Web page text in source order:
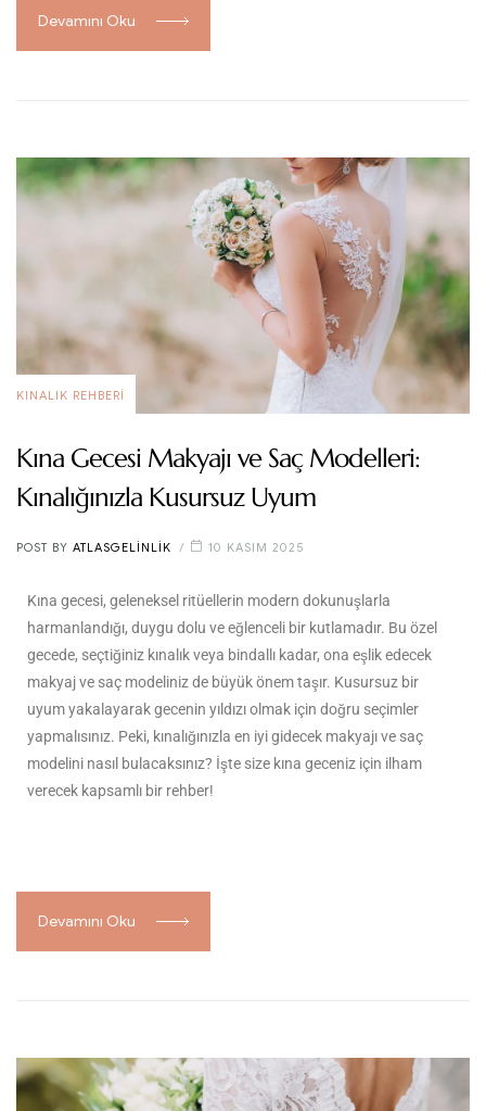
Devamını Oku
KINALIK REHBERI
Kına Gecesi Makyajı ve Saç Modelleri:
Kınalığınızla Kusursuz Uyum
POST BY ATLASGELINLIK 10 KASIM 2025
Kına gecesi, geleneksel ritüellerin modern dokunuşlarla
harmanlandığı, duygu dolu ve eğlenceli bir kutlamadır. Bu özel
gecede, seçtiğiniz kınalık veya bindallı kadar, ona eşlik edecek
makyaj ve saç modeliniz de büyük önem taşır. Kusursuz bir
uyum yakalayarak gecenin yıldızı olmak için doğru seçimler
yapmalısınız. Peki, kınalığınızla en iyi gidecek makyajı ve saç
modelini nasıl bulacaksınız? İşte size kına geceniz için ilham
verecek kapsamlı bir rehber!
Devamını Oku